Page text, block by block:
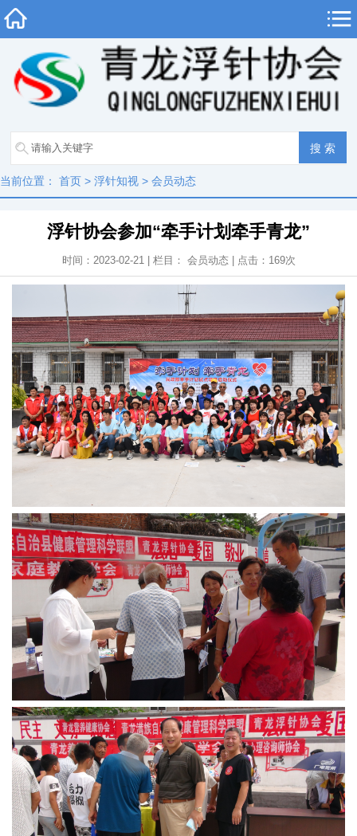
当前位置： 首页 > 浮针知视 > 会员动态
浮针协会参加“牵手计划牵手青龙”
时间：2023-02-21 | 栏目： 会员动态| 点击： 169次